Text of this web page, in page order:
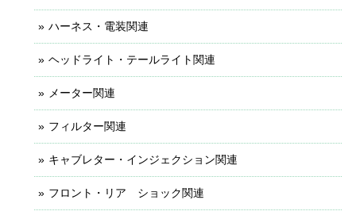
ハーネス・電装関連
ヘッドライト・テールライト関連
メーター関連
フィルター関連
キャブレター・インジェクション関連
フロント・リア ショック関連